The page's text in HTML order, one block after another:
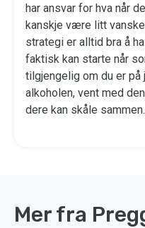
har ansvar for hva når
kanskje være litt
strategi er alltid bra å
faktisk kan starte når
tilgjengelig om du er på
alkoholen, vent med
dere kan skåle sammen.
Mer fra